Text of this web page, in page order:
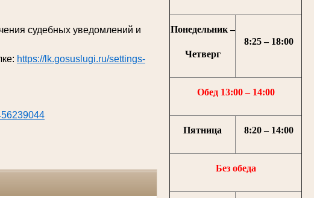
Понедельник –
Четверг
8:25 – 18:00
Обед 13:00 – 14:00
Пятница 8:20 – 14:00
Без обеда
судебных уведомлений и
https://lk.gosuslugi.ru/settings-